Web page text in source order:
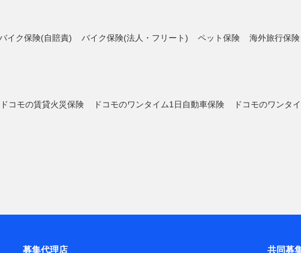
イク保険(自賠責) バイク保険(法人・フリート) ペット保険 海外旅行保険
ドコモの賃貸火災保険 ドコモのワンタイム1日自動車保険
ドコモのワンタ
募集代理店 共同募